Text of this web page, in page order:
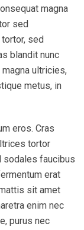
magna
sed
sed
blandit nunc
ultricies,
metus, in
eros. Cras
tortor
sodales faucibus
erat
sit amet
enim nec
purus nec